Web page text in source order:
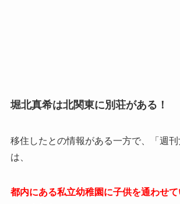
堀北真希は北関東に別荘がある！
移住したとの情報がある一方で、「週
は、
都内にある私立幼稚園に子供を通わせて